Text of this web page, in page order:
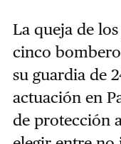
La queja de
cinco
su guardia de
actuación en
de protección